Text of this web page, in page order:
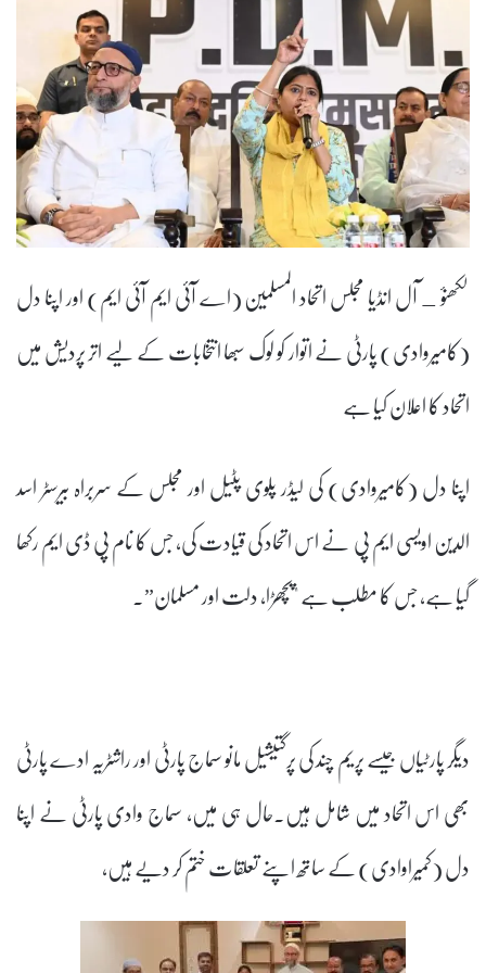
لکھنؤ _ آل انڈیا مجلس اتحاد المسلمین (اے آئی ایم آئی ایم) اور اپنا دل
(کامیروادی) پارٹی نے اتوار کو لوک سبھا انتخابات کے لیے اتر پردیش میں
اتحاد کا اعلان کیا ہے
اپنا دل (کامیروادی) کی لیڈر پلوی پٹیل اور مجلس کے سربراہ بیرسٹر اسد
الدین اویسی ایم پی نے اس اتحاد کی قیادت کی، جس کا نام پی ڈی ایم رکھا
گیا ہے، جس کا مطلب ہے "پچھڑا، دلت اور مسلمان”۔
دیگر پارٹیاں جیسے پریم چند کی پرگتیشیل مانو سماج پارٹی اور راشٹریہ ادے پارٹی
بھی اس اتحاد میں شامل ہیں۔حال ہی میں، سماج وادی پارٹی نے اپنا
دل (کمیراوادی) کے ساتھ اپنے تعلقات ختم کر دیے ہیں،